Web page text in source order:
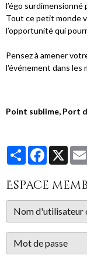
l’égo
Tout ce petit monde
l’opportunité qui
Pensez à amener
l'événement dans les
Point sublime, Port
PartagerFacebook
X
Espace